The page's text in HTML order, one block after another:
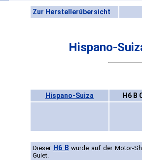
Zur Herstellerübersicht
Hispano-
Hispano-Suiza H6 B
Dieser H6 B wurde auf der Motor-
Guiet.